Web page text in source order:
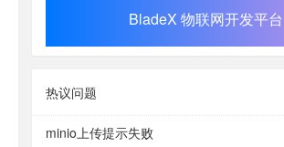
BladeX 物联网开发平台
热议问题
minio上传提示失败